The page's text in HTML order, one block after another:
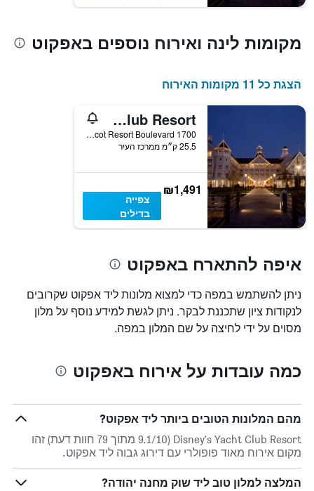
מקומות לינה ואירוח נוספים באפקוט
הצגת כל 11 מקומות האירוח
Disney's Yacht Club Resort
1700 Epcot Resort Boulevard, אורלנדו, FL, ארצות הברית
25.5 ק״מ ממרכז העיר
₪1,491
צפייה
בדילים
איפה להתארח באפקוט
ניתן להשתמש במפה כדי למצוא מלונות ליד אפקוט שקרובים
לנקודות ציון שתכננת לבקר. ניתן לגשת למידע נוסף על מלון
מסוים על ידי לחיצה על שם המלון במפה.
כמה עובדות על אירוח באפקוט
מהם המלונות הטובים ביותר ליד אפקוט?
Disney's Yacht Club Resort (9.1/10 מתוך 79 חוות דעת) זהו
מקום אירוח מאוד פופולרי עם דירוג גבוה ליד אפקוט.
המלצה למלון טוב ליד שוק מחנה יהודה?